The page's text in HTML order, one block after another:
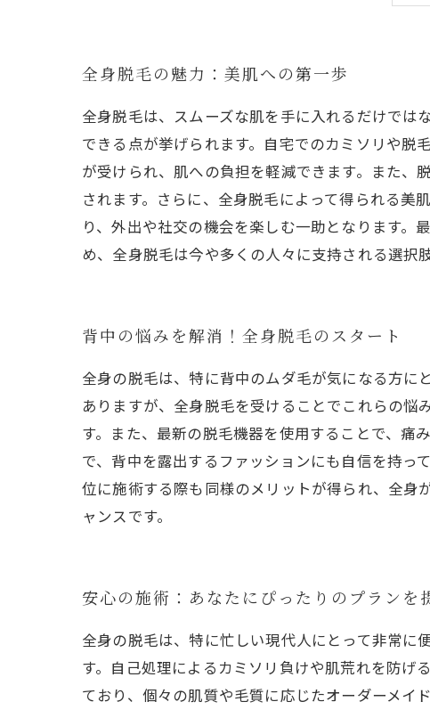
全身脱毛の魅力：美肌への第一歩
全身脱毛は、スムーズな肌を手に入れるだけでは
できる点が挙げられます。自宅でのカミソリや
が受けられ、肌への負担を軽減できます。また
されます。さらに、全身脱毛によって得られる美
り、外出や社交の機会を楽しむ一助となります
め、全身脱毛は今や多くの人々に支持される選択
背中の悩みを解消！全身脱毛のスタート
全身の脱毛は、特に背中のムダ毛が気になる方に
ありますが、全身脱毛を受けることでこれらの悩
す。また、最新の脱毛機器を使用することで、痛
で、背中を露出するファッションにも自信を持っ
位に施術する際も同様のメリットが得られ、全身
ャンスです。
安心の施術：あなたにぴったりのプランを
全身の脱毛は、特に忙しい現代人にとって非常に
す。自己処理によるカミソリ負けや肌荒れを防げ
ており、個々の肌質や毛質に応じたオーダーメイ